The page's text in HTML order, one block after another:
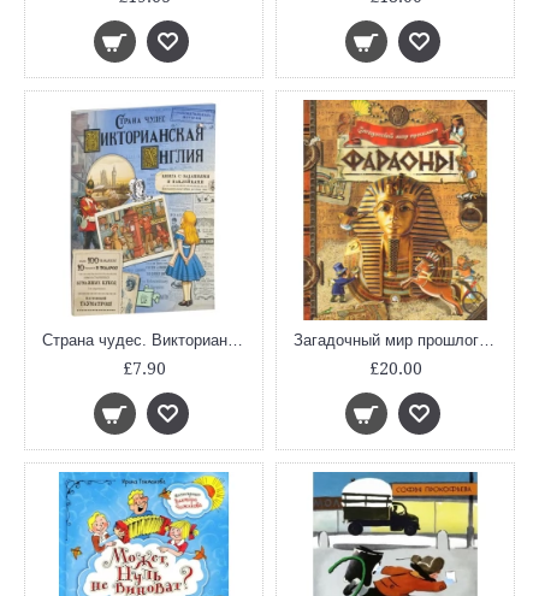
Страна чудес. Викторианская Англия
£7.90
Загадочный мир прошлого/Фараоны
£20.00